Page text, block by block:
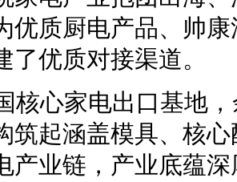
优质厨电产品、帅
了优质对接渠道。
核心家电出口基地
筑起涵盖模具、核
产业链，产业底蕴